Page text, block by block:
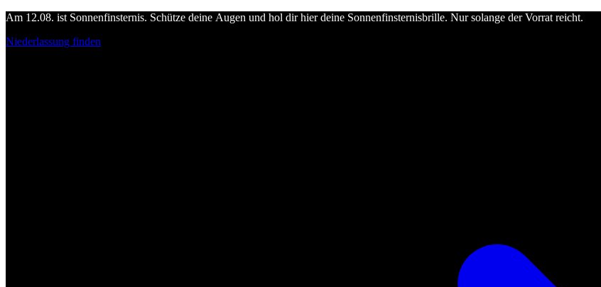
Am 12.08. ist Sonnenfinsternis. Schütze deine Augen und hol dir hier deine Sonnenfinsternisbrille. Nur solange der Vorrat reicht.
Niederlassung finden